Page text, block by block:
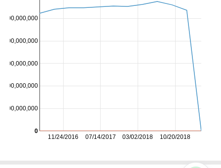
11/24/2016 07/14/2017 03/02/2018 10/20/2018
0